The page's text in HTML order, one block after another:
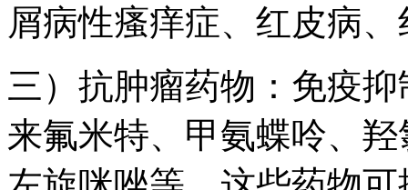
屑病性瘙痒症、红皮病
三）抗肿瘤药物：免疫
来氟米特、甲氨蝶呤、